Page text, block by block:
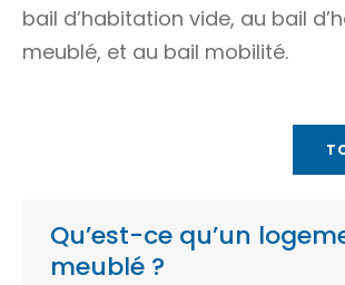
bail d’habitation vide, au bail
meublé, et au bail mobilité.
Qu’est-ce qu’un
meublé ?